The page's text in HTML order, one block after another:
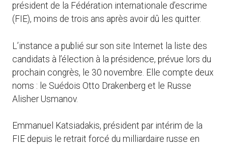
président de la Fédération internationale d’escrime
(FIE), moins de trois ans après avoir dû les quitter.
L’instance a publié sur son site Internet la liste des
candidats à l’élection à la présidence, prévue lors du
prochain congrès, le 30 novembre. Elle compte deux
noms : le Suédois Otto Drakenberg et le Russe
Alisher Usmanov.
Emmanuel Katsiadakis, président par intérim de la
FIE depuis le retrait forcé du milliardaire russe en